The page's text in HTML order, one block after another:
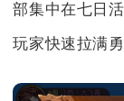
部集中在七日
玩家快速拉满